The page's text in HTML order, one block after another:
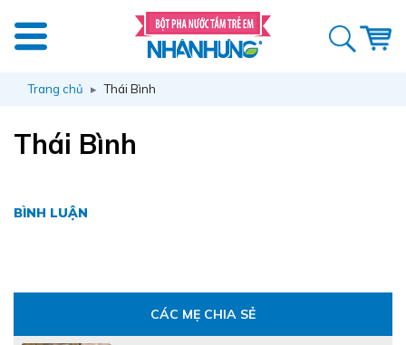
Trang chủ Thái Bình
Thái Bình
BÌNH LUẬN
CÁC MẸ CHIA SẺ